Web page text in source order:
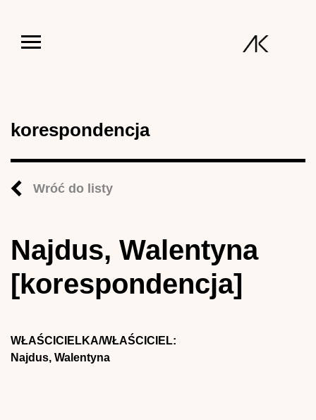
korespondencja
Wróć do listy
Najdus, Walentyna
[korespondencja]
WŁAŚCICIELKA/WŁAŚCICIEL:
Najdus, Walentyna